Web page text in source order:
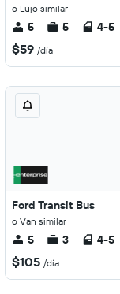
o Lujo similar
5 5 4-5
$59 /día
Ford Transit Bus
o Van similar
5 3 4-5
$105 /día